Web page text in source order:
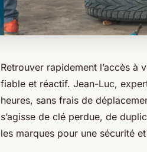
Retrouver rapidement l’accès à
fiable et réactif. Jean-Luc,
heures, sans frais de
s’agisse de clé perdue, de
les marques pour une sécurité